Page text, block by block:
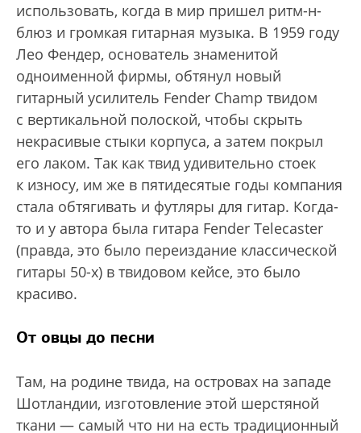
использовать, когда в мир пришел ритм-н-
блюз и громкая гитарная музыка. В 1959 году
Лео Фендер, основатель знаменитой
одноименной фирмы, обтянул новый
гитарный усилитель Fender Champ твидом
с вертикальной полоской, чтобы скрыть
некрасивые стыки корпуса, а затем покрыл
его лаком. Так как твид удивительно стоек
к износу, им же в пятидесятые годы компания
стала обтягивать и футляры для гитар. Когда-
то и у автора была гитара Fender Telecaster
(правда, это было переиздание классической
гитары 50-х) в твидовом кейсе, это было
красиво.
От овцы до песни
Там, на родине твида, на островах на западе
Шотландии, изготовление этой шерстяной
ткани — самый что ни на есть традиционный